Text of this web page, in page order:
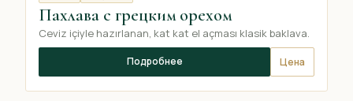
Пахлава с грецким орехом
Ceviz içiyle hazırlanan, kat kat el açması klasik baklava.
Подробнее Цена